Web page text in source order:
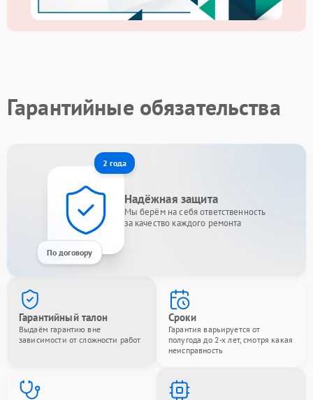
Гарантийные обязательства
2 года
По договору
Надёжная защита
Мы берём на себя ответственность
за качество каждого ремонта
Гарантийный талон
Выдаём гарантию вне
зависимости от сложности работ
Сроки
Гарантия варьируется от
полугода до 2-х лет, смотря какая
неисправность